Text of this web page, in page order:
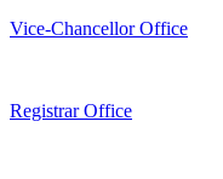
Vice-Chancellor Office
Registrar Office